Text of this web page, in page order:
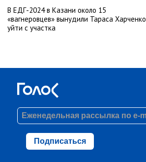
В ЕДГ-2024 в Казани около 15
«вагнеровцев» вынудили Тараса Харченко
уйти с участка
Подписаться